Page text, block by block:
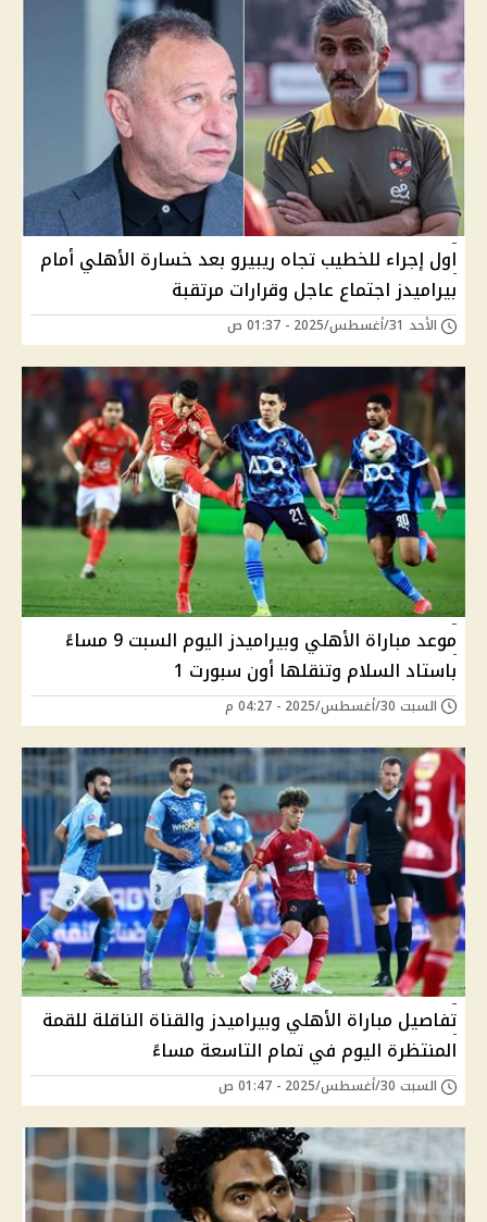
اول إجراء للخطيب تجاه ريبيرو بعد خسارة الأهلي أمام
بيراميدز اجتماع عاجل وقرارات مرتقبة
الأحد 31/أغسطس/2025 - 01:37 ص
موعد مباراة الأهلي وبيراميدز اليوم السبت 9 مساءً
باستاد السلام وتنقلها أون سبورت 1
السبت 30/أغسطس/2025 - 04:27 م
تفاصيل مباراة الأهلي وبيراميدز والقناة الناقلة للقمة
المنتظرة اليوم في تمام التاسعة مساءً
السبت 30/أغسطس/2025 - 01:47 ص